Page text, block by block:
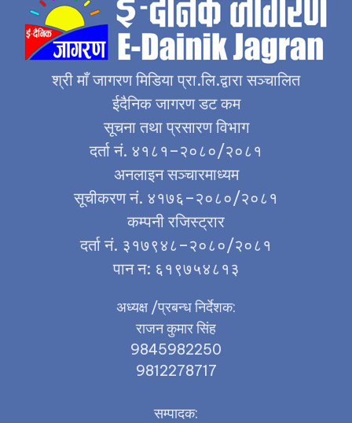
श्री माँ जागरण मिडिया प्रा.लि.द्वारा सञ्चालित
ईदैनिक जागरण डट कम
सूचना तथा प्रसारण विभाग
दर्ता नं. ४१८१–२०८०/२०८१
अनलाइन सञ्चारमाध्यम
सूचीकरण नं. ४१७६–२०८०/२०८१
कम्पनी रजिस्ट्रार
दर्ता नं. ३१७९४८–२०८०/२०८१
पान न: ६१९७५४८१३
अध्यक्ष /प्रबन्ध निर्देशक:
राजन कुमार सिंह
9845982250
9812278717
सम्पादक: